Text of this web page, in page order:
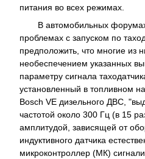
питания во всех режимах.
В автомобильных
проблемах с запуском по
предположить, что многие из
необеспечением указанных
параметру сигнала
установленный в топливном
Bosch VE дизельного ДВС,
частотой около 300 Гц (в 15
амплитудой, зависящей от
индуктивного датчика
микроконтроллер (МК)